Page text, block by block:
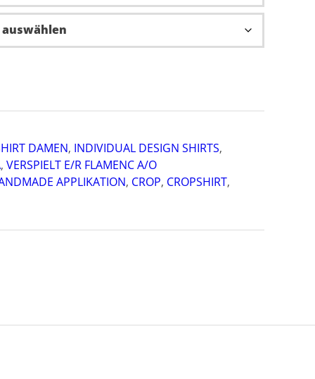
DAMEN, INDIVIDUAL DESIGN SHIRTS,
, VERSPIELT E/R FLAMENC A/O
APPLIKATION, CROP, CROPSHIRT,